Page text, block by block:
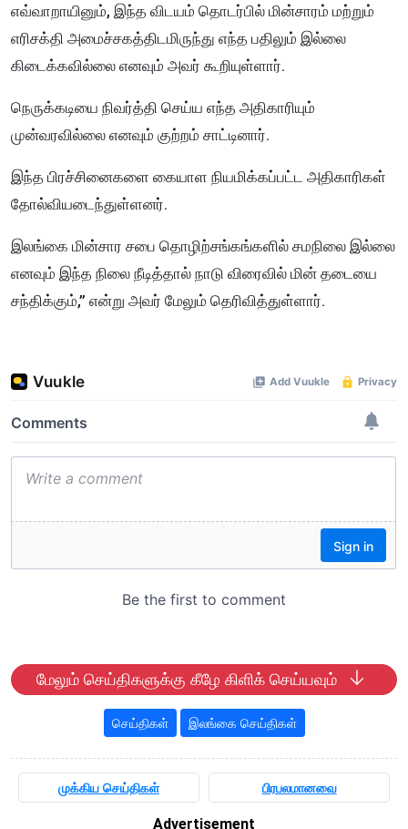
எவ்வாறாயினும், இந்த விடயம் தொடர்பில் மின்சாரம் மற்றும்
எரிசக்தி அமைச்சகத்திடமிருந்து எந்த பதிலும் இல்லை
கிடைக்கவில்லை எனவும் அவர் கூறியுள்ளார்.
நெருக்கடியை நிவர்த்தி செய்ய எந்த அதிகாரியும்
முன்வரவில்லை எனவும் குற்றம் சாட்டினார்.
இந்த பிரச்சினைகளை கையாள நியமிக்கப்பட்ட அதிகாரிகள்
தோல்வியடைந்துள்ளனர்.
இலங்கை மின்சார சபை தொழிற்சங்கங்களில் சமநிலை இல்லை
எனவும் இந்த நிலை நீடித்தால் நாடு விரைவில் மின் தடையை
சந்திக்கும்,” என்று அவர் மேலும் தெரிவித்துள்ளார்.
மேலும் செய்திகளுக்கு கீழே கிளிக் செய்யவும்
செய்திகள் இலங்கை செய்திகள்
முக்கிய செய்திகள் பிரபலமானவை
Advertisement